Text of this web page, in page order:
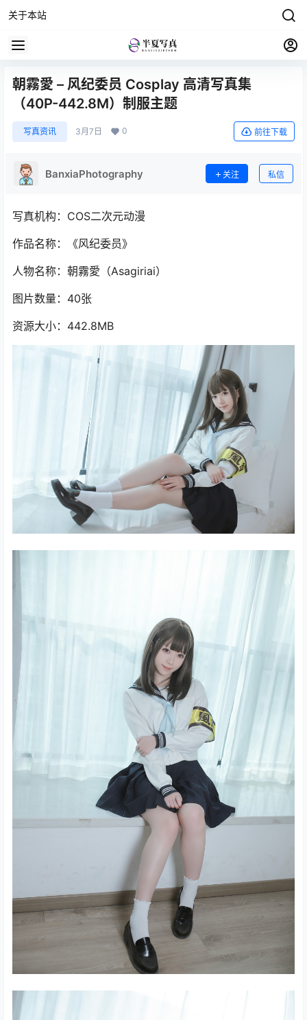
关于本站
朝霧愛 – 风纪委员 Cosplay 高清写真集
（40P-442.8M）制服主题
写真资讯 3月7日 0 前往下载
BanxiaPhotography 关注 私信
写真机构：COS二次元动漫
作品名称：《风纪委员》
人物名称：朝霧愛（Asagiriai）
图片数量：40张
资源大小：442.8MB